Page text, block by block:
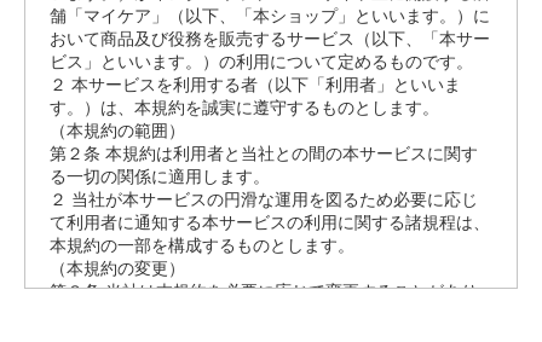
舗「マイケア」（以下、「本ショップ」といいます。）に
おいて商品及び役務を販売するサービス（以下、「本サー
ビス」といいます。）の利用について定めるものです。
２ 本サービスを利用する者（以下「利用者」といいま
す。）は、本規約を誠実に遵守するものとします。
（本規約の範囲）
第２条 本規約は利用者と当社との間の本サービスに関す
る一切の関係に適用します。
２ 当社が本サービスの円滑な運用を図るため必要に応じ
て利用者に通知する本サービスの利用に関する諸規程は、
本規約の一部を構成するものとします。
（本規約の変更）
第３条 当社は本規約を必要に応じて変更することがあり